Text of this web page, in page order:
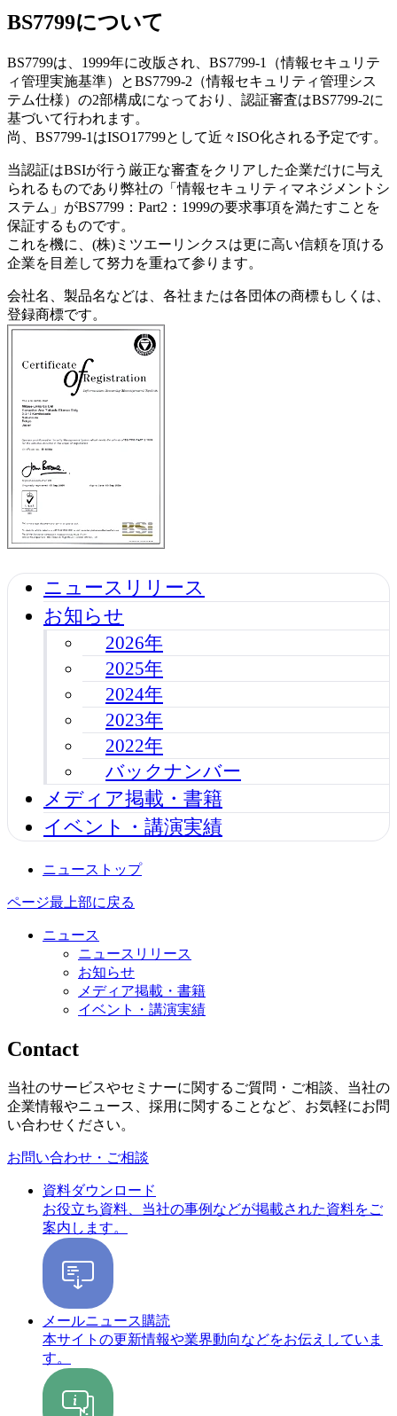
BS7799について
BS7799は、1999年に改版され、BS7799-1（情報セキュリテ
ィ管理実施基準）とBS7799-2（情報セキュリティ管理シス
テム仕様）の2部構成になっており、認証審査はBS7799-2に
基づいて行われます。
尚、BS7799-1はISO17799として近々ISO化される予定です。
当認証はBSIが行う厳正な審査をクリアした企業だけに与え
られるものであり弊社の「情報セキュリティマネジメントシ
ステム」がBS7799：Part2：1999の要求事項を満たすことを
保証するものです。
これを機に、(株)ミツエーリンクスは更に高い信頼を頂ける
企業を目差して努力を重ねて参ります。
会社名、製品名などは、各社または各団体の商標もしくは、
登録商標です。
ニュースリリース
お知らせ
2026年
2025年
2024年
2023年
2022年
バックナンバー
メディア掲載・書籍
イベント・講演実績
ニューストップ
ページ最上部に戻る
ニュース
ニュースリリース
お知らせ
メディア掲載・書籍
イベント・講演実績
Contact
当社のサービスやセミナーに関するご質問・ご相談、当社の
企業情報やニュース、採用に関することなど、お気軽にお問
い合わせください。
お問い合わせ・ご相談
資料ダウンロード
お役立ち資料、当社の事例などが掲載された資料をご
案内します。
メールニュース購読
本サイトの更新情報や業界動向などをお伝えしていま
す。